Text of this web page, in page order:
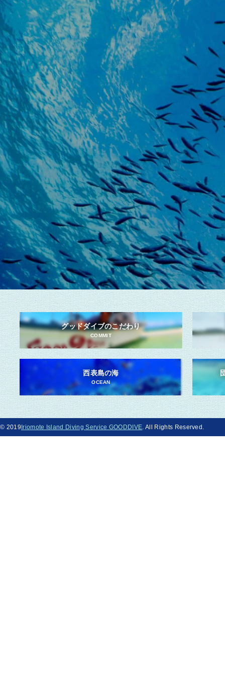
グッドダイブのこだわり
COMMIT
西表島の海
OCEAN
© 2019Iriomote Island Diving Service GOODDIVE . All Rights Reserved.